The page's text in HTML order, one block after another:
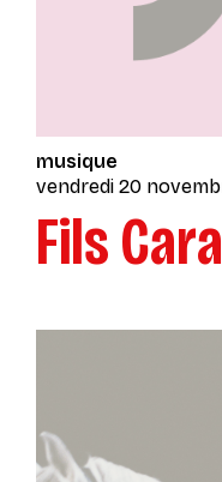
musique
vendredi 20
Fils Cara